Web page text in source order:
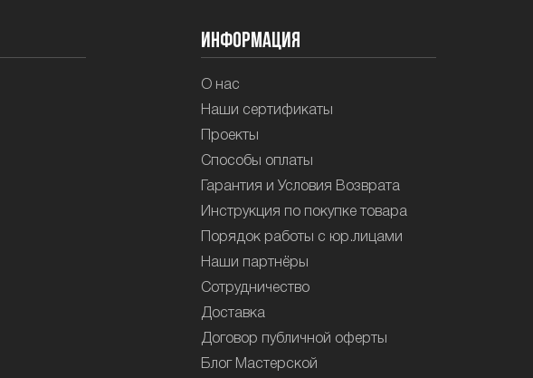
Информация
О нас
Наши сертификаты
Проекты
Способы оплаты
Гарантия и Условия Возврата
Инструкция по покупке товара
Порядок работы с юр.лицами
Наши партнёры
Сотрудничество
Доставка
Договор публичной оферты
Блог Мастерской